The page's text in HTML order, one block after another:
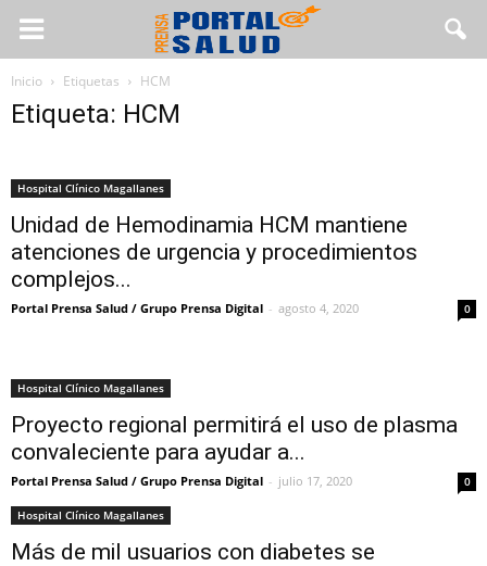
Inicio Etiquetas HCM
Etiqueta: HCM
Hospital Clínico Magallanes
Unidad de Hemodinamia HCM mantiene
atenciones de urgencia y procedimientos
complejos...
Portal Prensa Salud / Grupo Prensa Digital - agosto 4, 2020 0
Hospital Clínico Magallanes
Proyecto regional permitirá el uso de plasma
convaleciente para ayudar a...
Portal Prensa Salud / Grupo Prensa Digital - julio 17, 2020 0
Hospital Clínico Magallanes
Más de mil usuarios con diabetes se